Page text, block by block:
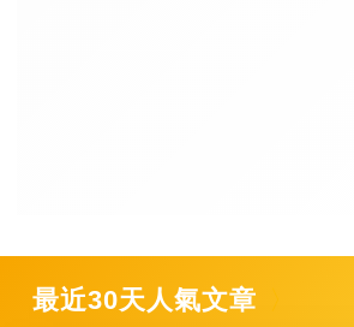
最近30天人氣文章